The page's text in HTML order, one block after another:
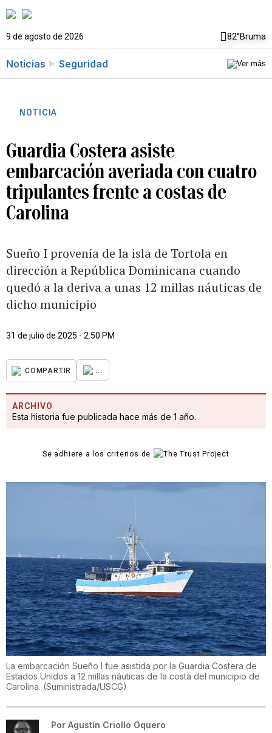
9 de agosto de 2026 82°Bruma
Noticias Seguridad
NOTICIA
Guardia Costera asiste
embarcación averiada con cuatro
tripulantes frente a costas de
Carolina
Sueño I provenía de la isla de Tortola en
dirección a República Dominicana cuando
quedó a la deriva a unas 12 millas náuticas de
dicho municipio
31 de julio de 2025 - 2:50 PM
COMPARTIR ...
ARCHIVO
Esta historia fue publicada hace más de 1 año.
Se adhiere a los criterios de
La embarcación Sueño I fue asistida por la Guardia Costera de
Estados Unidos a 12 millas náuticas de la costa del municipio de
Carolina. (Suministrada/USCG)
Por Agustín Criollo Oquero